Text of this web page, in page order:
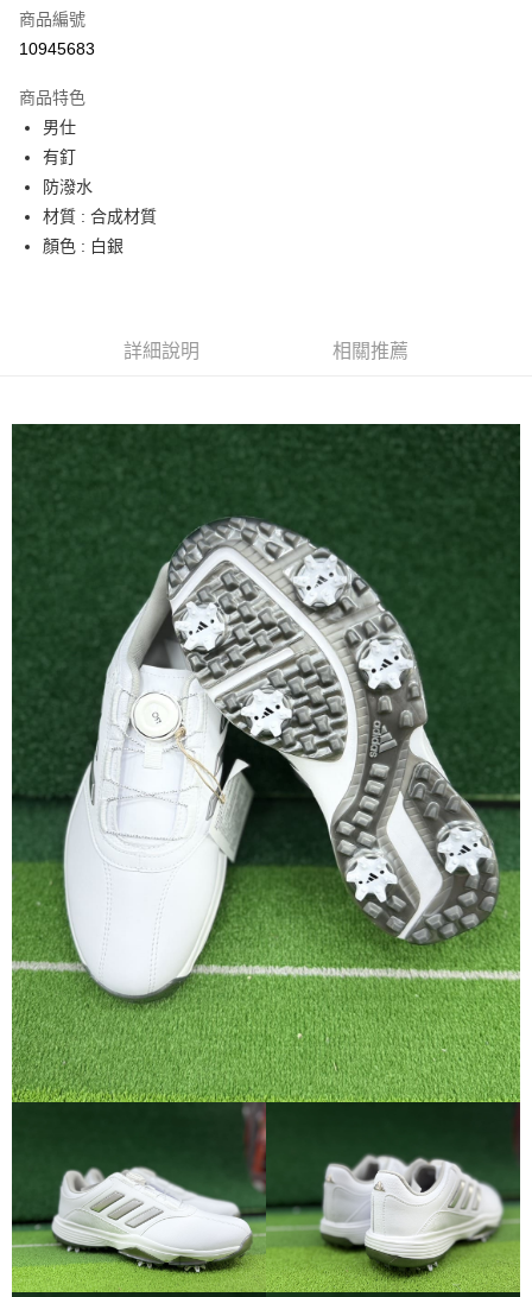
超商取貨付款
Apple Pay
悠遊付
ATM付款
商品編號
10945683
商品特色
男仕
有釘
防潑水
材質 : 合成材質
顏色 : 白銀
詳細說明 相關推薦